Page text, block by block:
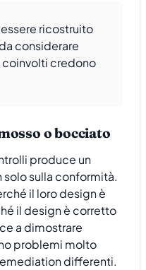
ricostruito
considerare
coinvolti credono
o bocciato
produce un
solo sulla conformità.
il loro design è
il design è corretto
a dimostrare
problemi molto
differenti.